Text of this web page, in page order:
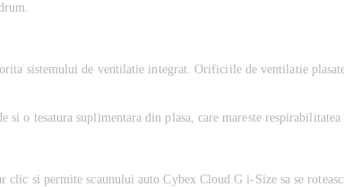
sistemului de ventilatie integrat. Orificiile de ventilatie
si o tesatura suplimentara din plasa, care mareste
clic si permite scaunului auto Cybex Cloud G i-Size sa se